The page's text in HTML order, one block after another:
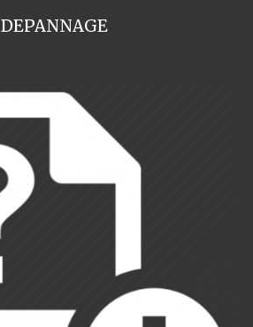
DEPANNAGE